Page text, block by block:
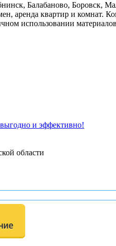
Балабаново, Боровск,
аренда квартир и комнат.
использовании материалов
и эффективно!
области